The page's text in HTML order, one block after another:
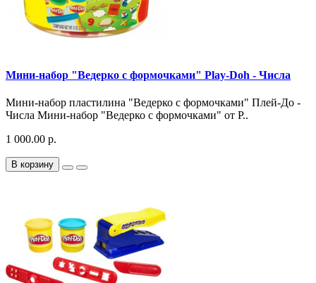
Мини-набор "Ведерко с формочками" Play-Doh - Числа
Мини-набор пластилина "Ведерко с формочками" Плей-До -
Числа Мини-набор "Ведерко с формочками" от P..
1 000.00 р.
В корзину